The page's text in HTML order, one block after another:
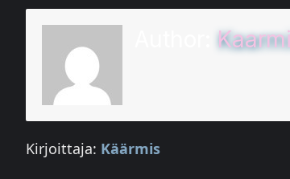
Kirjoittaja: Käärmis